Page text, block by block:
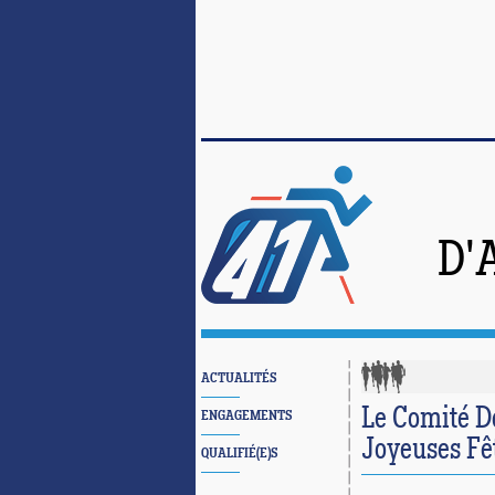
ACTUALITÉS
ENGAGEMENTS
QUALIFIÉ(E)S
Le Comité
Joyeuses